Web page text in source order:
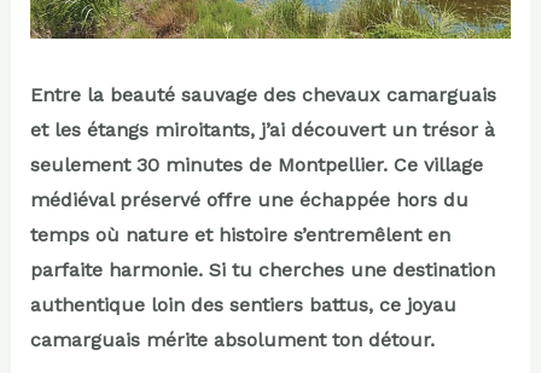
Entre la beauté sauvage des chevaux camarguais
et les étangs miroitants, j’ai découvert un trésor à
seulement 30 minutes de Montpellier. Ce village
médiéval préservé offre une échappée hors du
temps où nature et histoire s’entremêlent en
parfaite harmonie. Si tu cherches une destination
authentique loin des sentiers battus, ce joyau
camarguais mérite absolument ton détour.